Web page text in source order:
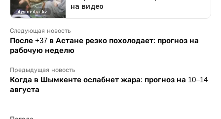
Следующая новость
После +37 в Астане резко похолодает: прогноз на
рабочую неделю
Предыдущая новость
Когда в Шымкенте ослабнет жара: прогноз на 10–14
августа